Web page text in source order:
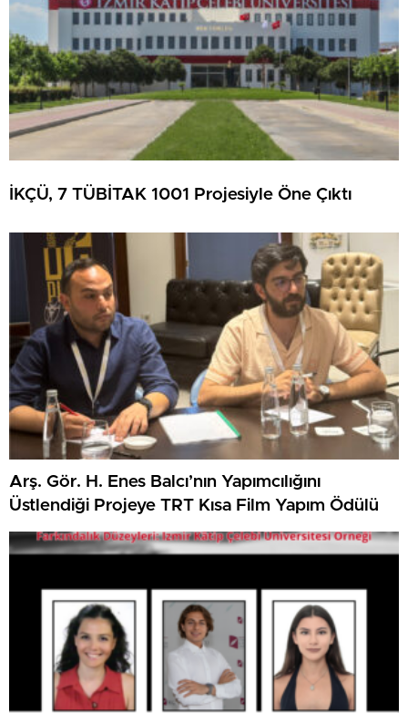
İKÇÜ, 7 TÜBİTAK 1001 Projesiyle Öne Çıktı
Arş. Gör. H. Enes Balcı’nın Yapımcılığını
Üstlendiği Projeye TRT Kısa Film Yapım Ödülü